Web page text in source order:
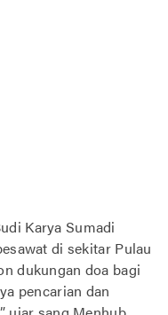
Karya Sumadi
di sekitar Pulau
dukungan doa bagi
pencarian dan